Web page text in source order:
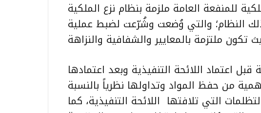
للمنفعة العامة ملزمة بنظام نزع الملكية
النظام؛ والتي وُضعت وشُرّعت لضبط عملية
اعتماد اللائحة التنفيذية وبعد اعتمادها
من حفظ المواد وتداولها نظرياً بالنسبة
التي تلافتها اللائحة التنفيذية، كما